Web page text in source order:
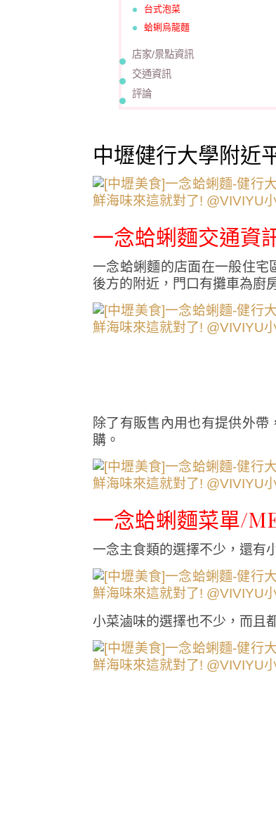
台式泡菜
蛤蜊烏龍麵
店家/景點資訊
交通資訊
評論
中壢健行大學附近
一念蛤蜊麵交通資
一念蛤蜊麵的店面在一般住
後方的附近，門口有攤車為廚
除了有販售內用也有提供外
購。
一念蛤蜊麵菜單/
一念主食類的選擇不少，還有
小菜滷味的選擇也不少，而且